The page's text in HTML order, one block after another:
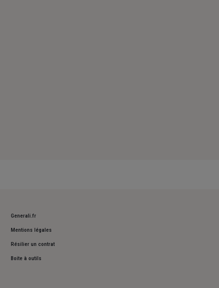
Generali.fr
Mentions légales
Résilier un contrat
Boite à outils